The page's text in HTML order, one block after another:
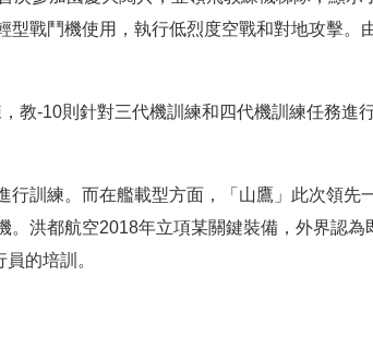
戰鬥機使用，執行低烈度空戰和對地攻擊。
教-10則針對三代機訓練和四代機訓練任務進
訓練。而在艦載型方面，「山鷹」此次領先
洪都航空2018年立項某關鍵裝備，外界認為
的培訓。